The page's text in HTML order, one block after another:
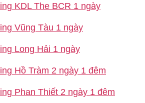
KDL The BCR 1 ngày
Vũng Tàu 1 ngày
Long Hải 1 ngày
Hồ Tràm 2 ngày 1 đêm
Phan Thiết 2 ngày 1 đêm